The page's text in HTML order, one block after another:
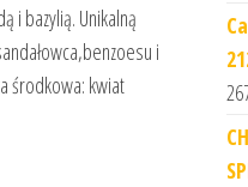
i bazylią. Unikalną
i
środkowa: kwiat